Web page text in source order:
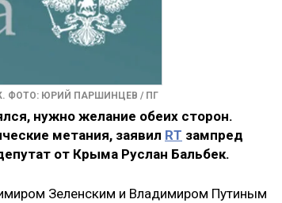
ФОТО: ЮРИЙ ПАРШИНЦЕВ / ПГ
нужно желание обеих сторон.
метания, заявил RT зампред
от Крыма Руслан Бальбек.
Зеленским и Владимиром Путиным